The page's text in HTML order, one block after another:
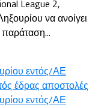
League 2,
να ανοίγει
παράταση...